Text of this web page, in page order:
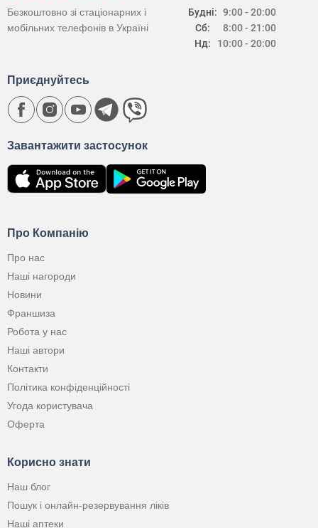
Будні:
Сб:
Нд:
9:00 - 20:00
8:00 - 21:00
10:00 - 20:00
Безкоштовно зі стаціонарних і
мобільних телефонів в Україні
Про Компанію
Про нас
Наші нагороди
Новини
Франшиза
Робота у нас
Наші автори
Контакти
Політика конфіденційності
Угода користувача
Оферта
Корисно знати
Наш блог
Пошук і онлайн-резервування ліків
Наші аптеки
Завантажити застосунок
Приєднуйтесь